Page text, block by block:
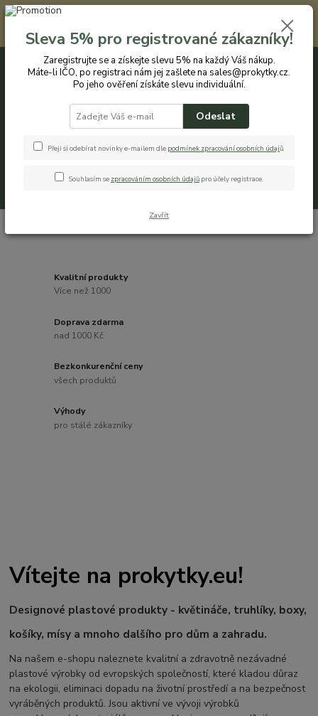
Registrovaným zákazníkům nabízíme slevu 5% na každý nákup. Máte-li
IČO, po registraci nám jej zašlete na sales@prokytky.cz. Po jeho ověření
získáte slevu individuální. Přejít na registraci →
CZK
+420 774 544 973 0ks
Kvalitní produkty
Více než 1000
Doprava zdarma
nad 1000 Kč
Bezkonkurenční ceny
všech produktů
Výhody
pro stálé zákazníky
Vítejte na prokytky.eu!
Designové plastové produkty - květináče, truhlíky, boxy,
košíky, mísy a mnoho dalšího pro dům a zahradu.
Na našem e-shopu naleznete kvalitní a zdravotně nezávadné
plastové výrobky od evropských společností, které kladou důraz
na ekologii, eliminaci dopadu na životní prostředí a na bezpečnost
vyráběných produktů. Jsou aktivní ve vývoji výrobků
Sleva 5% pro registrované zákazníky!
Zaregistrujte se a získejte slevu 5% na každý Váš nákup.
Máte-li IČO, po registraci nám jej zašlete na sales@prokytky.cz.
Po jeho ověření získáte slevu individuální.
Odeslat
Přeji si odebírat novinky e-mailem dle podmínek zpracování osobních údajů.
Souhlasím se zpracováním osobních údajů pro účely registrace.
Zavřít